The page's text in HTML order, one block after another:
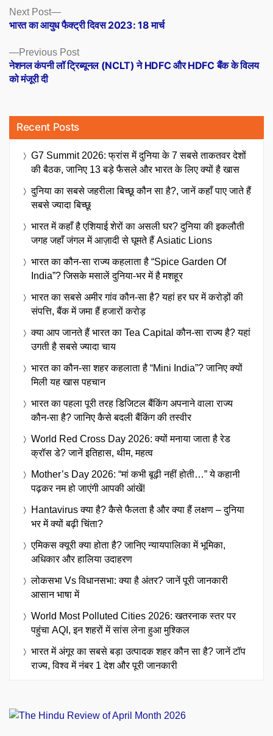
Posts
navigation
Previous PostPrevious
post:
नेशनल कंपनी लॉ ट्रिब्यूनल (NCLT) ने HDFC और HDFC बैंक के विलय
को मंजूरी दी
Next Post
Next
post:
भारत का आयुध फैक्ट्री दिवस 2023: 18 मार्च
Recent Posts
G7 Summit 2026: फ्रांस में दुनिया के 7 सबसे ताकतवर देशों
की बैठक, जानिए 13 बड़े फैसले और भारत के लिए क्यों है खास
दुनिया का सबसे जहरीला बिच्छू कौन सा है?, जानें कहाँ पाए जाते हैं
सबसे ज्यादा बिच्छू
भारत में कहाँ है एशियाई शेरों का असली घर? दुनिया की इकलौती
जगह जहाँ जंगल में आज़ादी से घूमते हैं Asiatic Lions
भारत का कौन-सा राज्य कहलाता है “Spice Garden Of
India”? जिसके मसालें दुनिया-भर में है मशहूर
भारत का सबसे अमीर गांव कौन-सा है? यहां हर घर में करोड़ों की
संपत्ति, बैंक में जमा हैं हजारों करोड़
क्या आप जानते हैं भारत का Tea Capital कौन-सा राज्य है? यहां
उगती है सबसे ज्यादा चाय
भारत का कौन-सा शहर कहलाता है “Mini India”? जानिए क्यों
मिली यह खास पहचान
भारत का पहला पूरी तरह डिजिटल बैंकिंग अपनाने वाला राज्य
कौन-सा है? जानिए कैसे बदली बैंकिंग की तस्वीर
World Red Cross Day 2026: क्यों मनाया जाता है रेड
क्रॉस डे? जानें इतिहास, थीम, महत्व
Mother’s Day 2026: “मां कभी बूढ़ी नहीं होती…” ये कहानी
पढ़कर नम हो जाएंगी आपकी आंखें!
Hantavirus क्या है? कैसे फैलता है और क्या हैं लक्षण – दुनिया
भर में क्यों बढ़ी चिंता?
एमिकस क्यूरी क्या होता है? जानिए न्यायपालिका में भूमिका,
अधिकार और हालिया उदाहरण
लोकसभा Vs विधानसभा: क्या है अंतर? जानें पूरी जानकारी
आसान भाषा में
World Most Polluted Cities 2026: खतरनाक स्तर पर
पहुंचा AQI, इन शहरों में सांस लेना हुआ मुश्किल
भारत में अंगूर का सबसे बड़ा उत्पादक शहर कौन सा है? जानें टॉप
राज्य, विश्व में नंबर 1 देश और पूरी जानकारी